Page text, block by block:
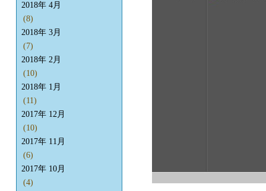
2018年 4月
(8)
2018年 3月
(7)
2018年 2月
(10)
2018年 1月
(11)
2017年 12月
(10)
2017年 11月
(6)
2017年 10月
(4)